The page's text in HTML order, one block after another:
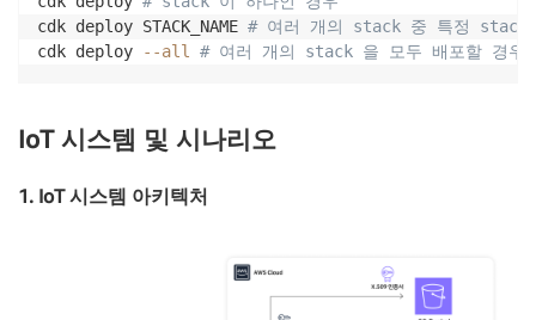
cdk deploy STACK_NAME # 여러 개의 stack 중 특정 stack
cdk deploy
--all # 여러 개의 stack 을 모두 배포할 경우
IoT 시스템 및 시나리오
1. IoT 시스템 아키텍처